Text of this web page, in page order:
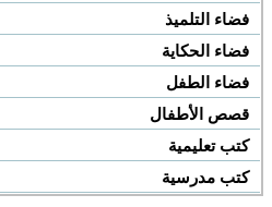
فضاء التلميذ
فضاء الحكاية
فضاء الطفل
قصص الأطفال
كتب تعليمية
كتب مدرسية